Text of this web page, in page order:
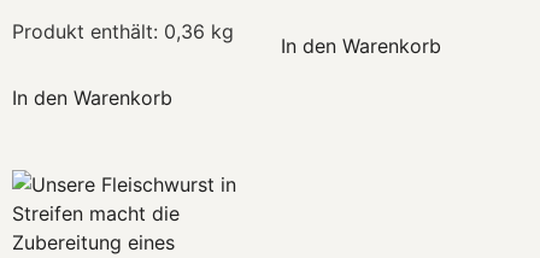
Produkt enthält: 0,36 kg
In den Warenkorb
In den Warenkorb